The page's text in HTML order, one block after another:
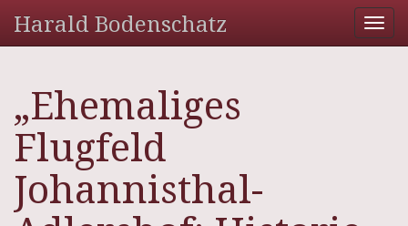
Harald Bodenschatz
„Ehemaliges
Flugfeld
Johannisthal-